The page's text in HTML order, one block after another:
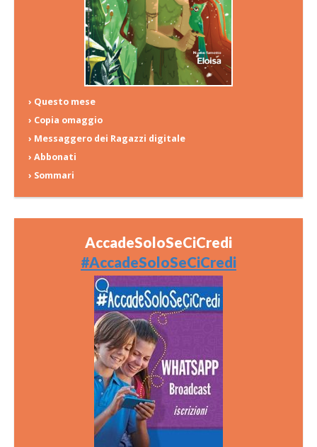
› Questo mese
› Copia omaggio
› Messaggero dei Ragazzi digitale
› Abbonati
› Sommari
AccadeSoloSeCiCredi
#AccadeSoloSeCiCredi